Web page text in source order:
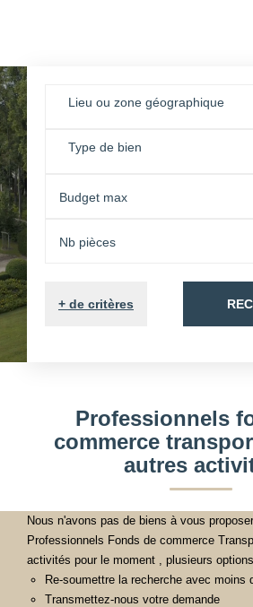
Lieu ou zone géographique
Type de bien
+ de critères
Professionnels
commerce
autres
Nous n'avons pas de biens à vous
Professionnels Fonds de commerce
activités pour le moment , plusieurs
Re-soumettre la recherche avec moins
Transmettez-nous votre demande